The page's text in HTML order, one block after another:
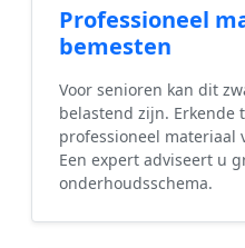
Professioneel
bemesten
Voor senioren kan dit
belastend zijn.
professioneel materiaal
Een expert adviseert u
onderhoudsschema.